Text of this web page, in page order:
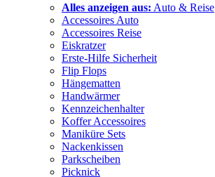
Alles anzeigen aus: Auto & Reise
Accessoires Auto
Accessoires Reise
Eiskratzer
Erste-Hilfe Sicherheit
Flip Flops
Hängematten
Handwärmer
Kennzeichenhalter
Koffer Accessoires
Maniküre Sets
Nackenkissen
Parkscheiben
Picknick